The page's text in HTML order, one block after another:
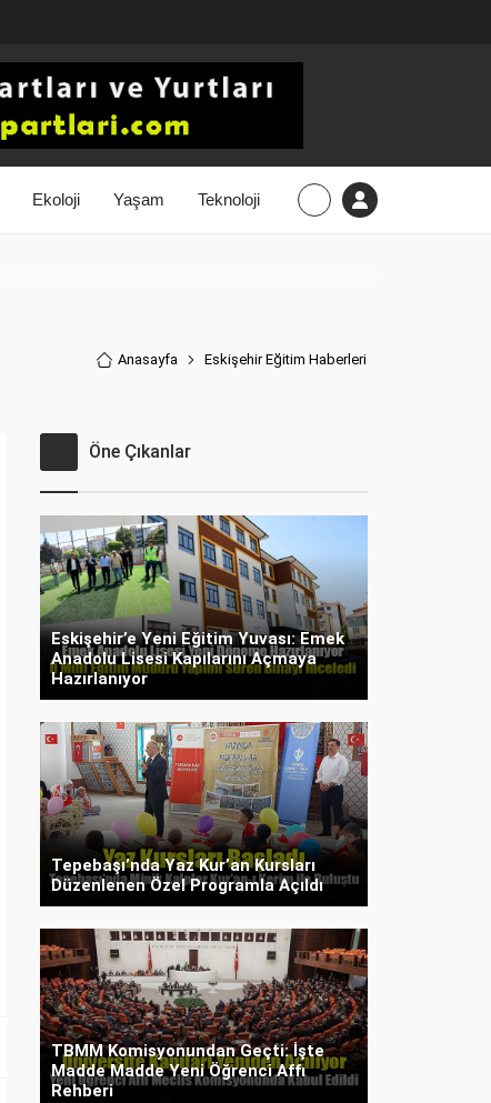
Ekoloji Yaşam Teknoloji
Anasayfa Eskişehir Eğitim Haberleri
Öne Çıkanlar
Eskişehir’e Yeni Eğitim Yuvası: Emek
Anadolu Lisesi Kapılarını Açmaya
Hazırlanıyor
Tepebaşı’nda Yaz Kur’an Kursları
Düzenlenen Özel Programla Açıldı
TBMM Komisyonundan Geçti: İşte
Madde Madde Yeni Öğrenci Affı
Rehberi